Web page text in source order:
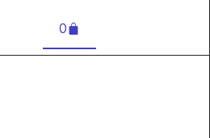
0
Carrito